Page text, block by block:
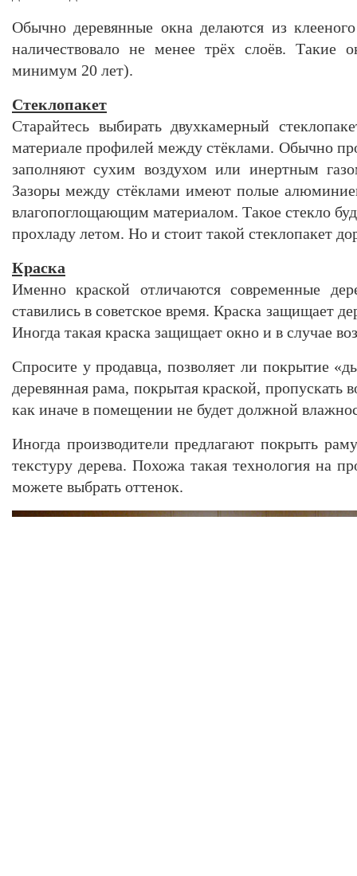
Обычно деревянные окна делаются из
наличествовало не менее трёх слоёв. Такие
минимум 20 лет).
Стеклопакет
Старайтесь выбирать двухкамерный
материале профилей между стёклами. Обычно
заполняют сухим воздухом или инертным
Зазоры между стёклами имеют полые
влагопоглощающим материалом. Такое стекло
прохладу летом. Но и стоит такой стеклопакет
Краска
Именно краской отличаются современные
ставились в советское время. Краска защищает
Иногда такая краска защищает окно и в случае
Спросите у продавца, позволяет ли покрытие
деревянная рама, покрытая краской, пропускать
как иначе в помещении не будет должной
Иногда производители предлагают покрыть
текстуру дерева. Похожа такая технология на
можете выбрать оттенок.